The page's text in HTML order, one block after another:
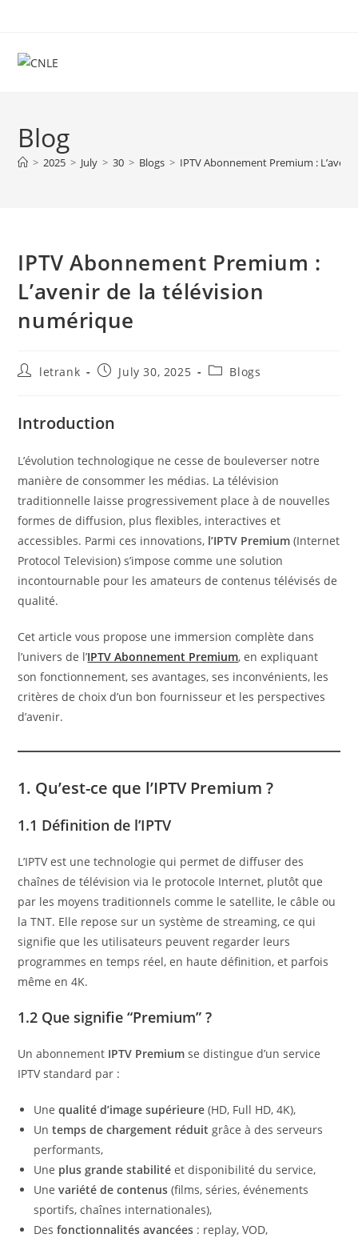
content
Blog
> 2025 > July > 30 > Blogs > IPTV Abonnement Premium :
IPTV Abonnement Premium :
L’avenir de la télévision
numérique
Postletrank
PostJuly 30, 2025
PostBlogs
Introduction
L’évolution technologique ne cesse de bouleverser notre
manière de consommer les médias. La télévision
traditionnelle laisse progressivement place à de nouvelles
formes de diffusion, plus flexibles, interactives et
accessibles. Parmi ces innovations, l’IPTV Premium (Internet
Protocol Television) s’impose comme une solution
incontournable pour les amateurs de contenus télévisés de
qualité.
Cet article vous propose une immersion complète dans
l’univers de l’IPTV Abonnement Premium, en expliquant
son fonctionnement, ses avantages, ses inconvénients, les
critères de choix d’un bon fournisseur et les perspectives
d’avenir.
1. Qu’est-ce que l’IPTV Premium ?
1.1 Définition de l’IPTV
L’IPTV est une technologie qui permet de diffuser des
chaînes de télévision via le protocole Internet, plutôt que
par les moyens traditionnels comme le satellite, le câble ou
la TNT. Elle repose sur un système de streaming, ce qui
signifie que les utilisateurs peuvent regarder leurs
programmes en temps réel, en haute définition, et parfois
même en 4K.
1.2 Que signifie “Premium” ?
Un abonnement IPTV Premium se distingue d’un service
IPTV standard par :
Unequalité d’image supérieure (HD, Full HD, 4K),
Untemps de chargement réduit grâce à des serveurs
performants,
Une plus grande stabilité et disponibilité du service,
Unevariété de contenus (films, séries, événements
sportifs, chaînes internationales),
Desfonctionnalités avancées : replay, VOD,